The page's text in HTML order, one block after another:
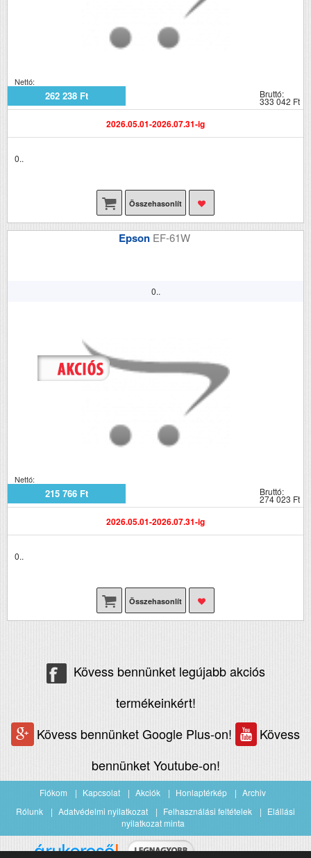
Nettó:
262 238 Ft Bruttó:
333 042 Ft
2026.05.01-2026.07.31-ig
0..
Összehasonlít
Epson EF-61W
0..
Nettó:
215 766 Ft Bruttó:
274 023 Ft
2026.05.01-2026.07.31-ig
0..
Összehasonlít
Kövess bennünket legújabb akciós
termékeinkért!
Kövess bennünket Google Plus-on!
Kövess
bennünket Youtube-on!
Fiókom Kapcsolat Akciók Honlaptérkép
Archiv
Rólunk
Adatvédelmi nyilatkozat Felhasználási feltételek
Elállási
nyilatkozat minta